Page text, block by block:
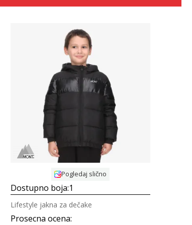
Uporedi
Pogledaj slično
Dostupno boja:1
Prosecna ocena:
Lifestyle jakna za dečake